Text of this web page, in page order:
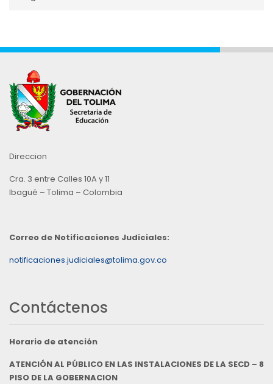
Direccion
Cra. 3 entre Calles 10A y 11
Ibagué – Tolima – Colombia
Correo de Notificaciones Judiciales:
notificaciones.judiciales@tolima.gov.co
Contáctenos
Horario de atención
ATENCIÓN AL PÚBLICO EN LAS INSTALACIONES DE LA SECD – 8
PISO DE LA GOBERNACION